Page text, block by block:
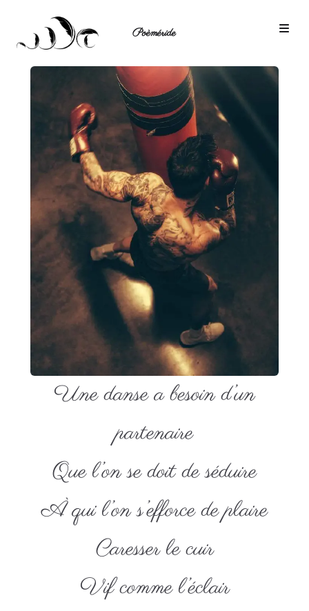
Poèméride
Une danse a besoin d’un
partenaire
Que l’on se doit de séduire
À qui l’on s’efforce de plaire
Caresser le cuir
Vif comme l’éclair